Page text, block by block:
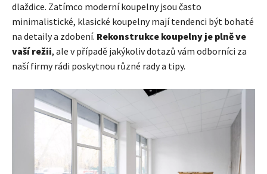
dlaždice. Zatímco moderní koupelny jsou často
minimalistické, klasické koupelny mají tendenci být bohaté
na detaily a zdobení. Rekonstrukce koupelny je plně ve
vaší režii, ale v případě jakýkoliv dotazů vám odborníci za
naší firmy rádi poskytnou různé rady a tipy.